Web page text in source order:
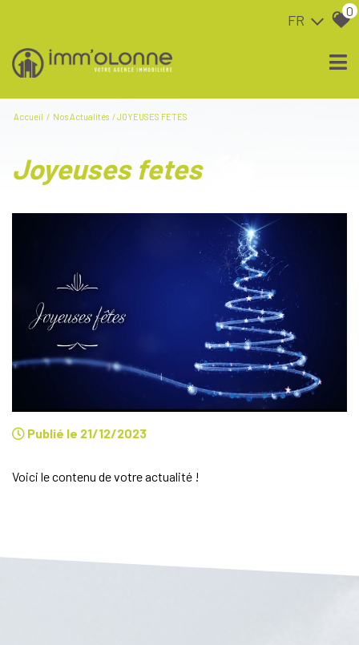
FR
0
Accueil Nos Actualités JOYEUSES FETES
joyeuses fetes
Publié le 21/12/2023
Voici le contenu de votre actualité !